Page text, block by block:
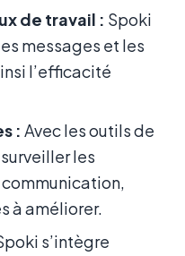
de travail : Spoki
messages et les
l’efficacité
: Avec les outils de
les
à améliorer.
s’intègre